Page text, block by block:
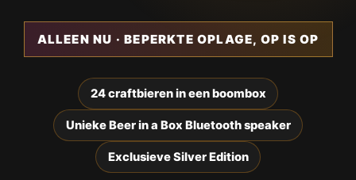
ALLEEN NU · BEPERKTE OPLAGE, OP IS OP
24 craftbieren in een boombox
Unieke Beer in a Box Bluetooth speaker
Exclusieve Silver Edition